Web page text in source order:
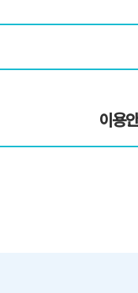
이용